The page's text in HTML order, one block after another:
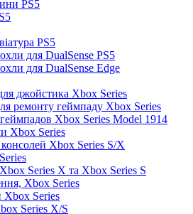
PS5
PS5
для DualSense PS5
для DualSense Edge
джойстика Xbox Series
ремонту геймпаду Xbox Series
Xbox Series Model 1914
Xbox Series
Xbox Series S/X
Series X та Xbox Series S
Xbox Series
Xbox Series
Series X/S